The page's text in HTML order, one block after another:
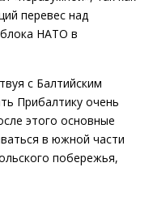
перевес над
НАТО в
с Балтийским
Прибалтику очень
этого основные
в южной части
побережья,